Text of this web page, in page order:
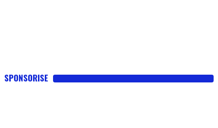
SPONSORISE